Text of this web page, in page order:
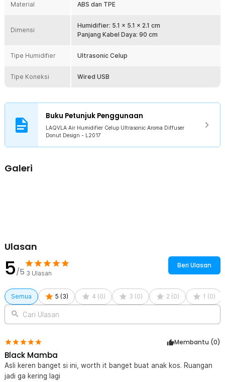
Material ABS dan TPE
Dimensi
Humidifier: 5.1 x 5.1 x 2.1 cm
Panjang Kabel Daya: 90 cm
Tipe Humidifier Ultrasonic Celup
Tipe Koneksi Wired USB
Buku Petunjuk Penggunaan
LAQVLA Air Humidifier Celup Ultrasonic Aroma Diffuser
Donut Design - L2017
Galeri
Ulasan
5/5 3 Ulasan
Beri Ulasan
Semua 5 (3) 4 (0) 3 (0) 2 (0) 1 (0)
Cari Ulasan
Membantu (0)
Black Mamba
Asli keren banget si ini, worth it banget buat anak kos. Ruangan
jadi ga kering lagi